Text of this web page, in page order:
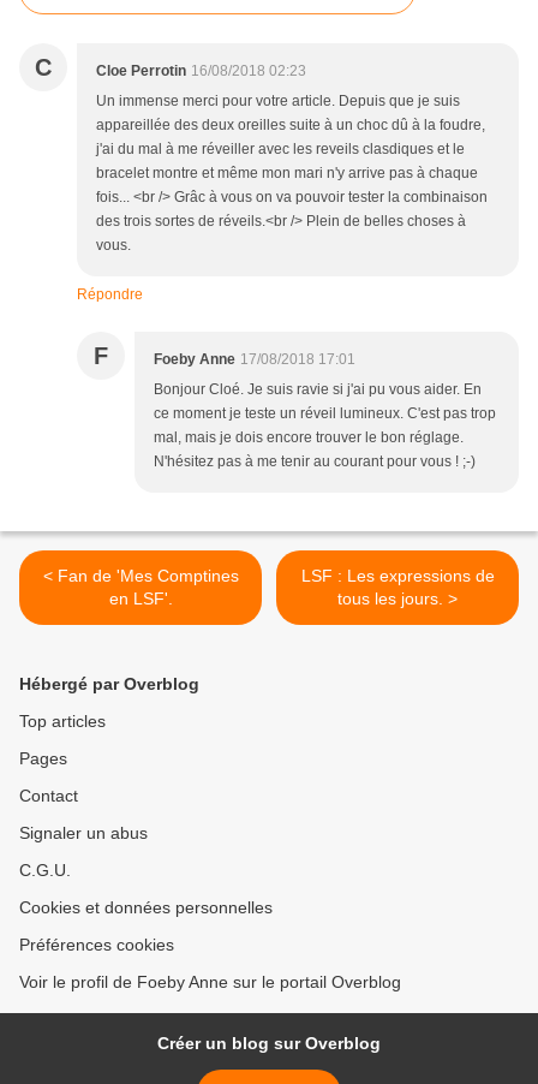
C Cloe Perrotin 16/08/2018 02:23
Un immense merci pour votre article. Depuis que je suis
appareillée des deux oreilles suite à un choc dû à la foudre,
j'ai du mal à me réveiller avec les reveils clasdiques et le
bracelet montre et même mon mari n'y arrive pas à chaque
fois... <br /> Grâc à vous on va pouvoir tester la combinaison
des trois sortes de réveils.<br /> Plein de belles choses à
vous.
Répondre
F Foeby Anne 17/08/2018 17:01
Bonjour Cloé. Je suis ravie si j'ai pu vous aider. En
ce moment je teste un réveil lumineux. C'est pas trop
mal, mais je dois encore trouver le bon réglage.
N'hésitez pas à me tenir au courant pour vous ! ;-)
< Fan de 'Mes Comptines
en LSF'.
LSF : Les expressions de
tous les jours. >
Hébergé par Overblog
Top articles
Pages
Contact
Signaler un abus
C.G.U.
Cookies et données personnelles
Préférences cookies
Voir le profil de Foeby Anne sur le portail Overblog
Créer un blog sur Overblog